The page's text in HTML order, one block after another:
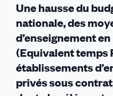
Une hausse du
nationale, des
d’enseignement
(Equivalent temps
établissements
privés sous